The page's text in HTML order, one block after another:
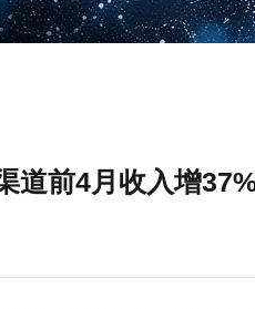
道前4月收入增